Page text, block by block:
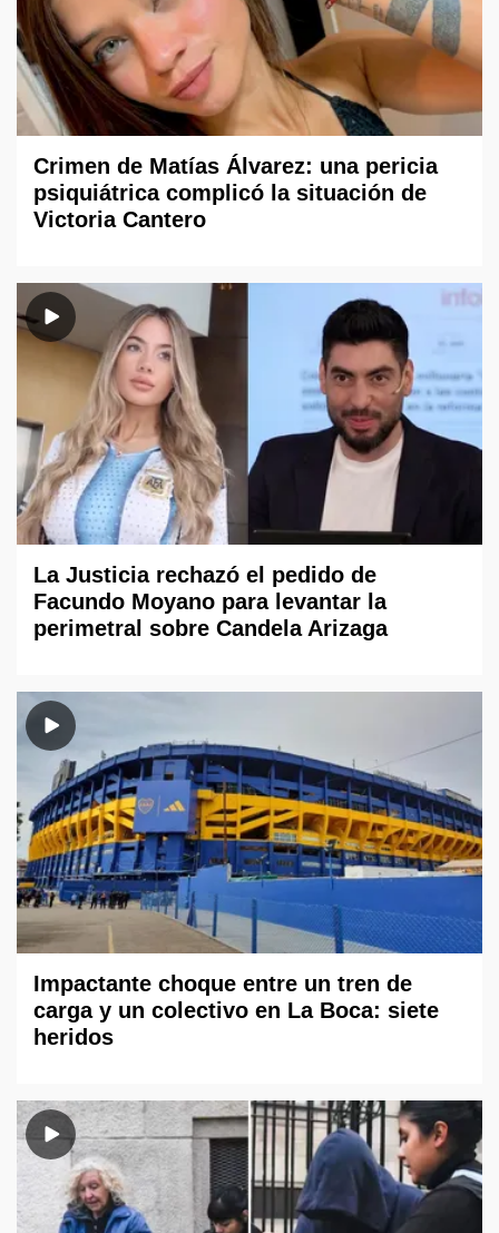
Crimen de Matías Álvarez: una pericia
psiquiátrica complicó la situación de
Victoria Cantero
La Justicia rechazó el pedido de
Facundo Moyano para levantar la
perimetral sobre Candela Arizaga
Impactante choque entre un tren de
carga y un colectivo en La Boca: siete
heridos